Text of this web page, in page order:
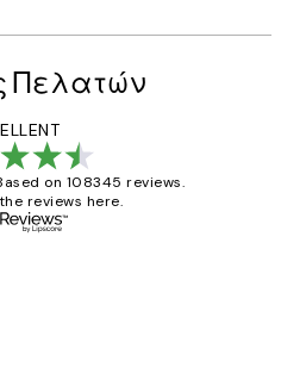
Πελατών
on 108345 reviews.
reviews here.